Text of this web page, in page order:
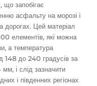
що запобігає
асфальту на морозі і
дорогах. Цей матеріал
елементів, які можна
а температура
148 до 240 градусів за
і слід зазначити
і південних регіонах